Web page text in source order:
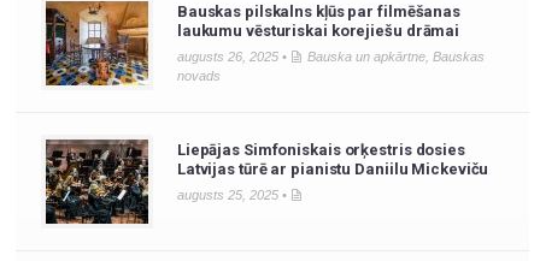
Bauskas pilskalns kļūs par filmēšanas
laukumu vēsturiskai korejiešu drāmai
augusts 26, 2025 • Bauska un apkārtne, Bauskas
novads
Liepājas Simfoniskais orķestris dosies
Latvijas tūrē ar pianistu Daniilu Mickeviču
augusts 25, 2025 •